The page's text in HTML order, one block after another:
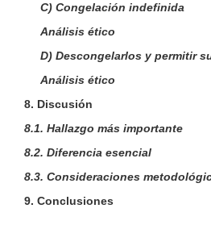
C) Congelación indefinida
Análisis ético
D) Descongelarlos y permitir
Análisis ético
8. Discusión
8.1. Hallazgo más importante
8.2. Diferencia esencial
8.3. Consideraciones
9. Conclusiones